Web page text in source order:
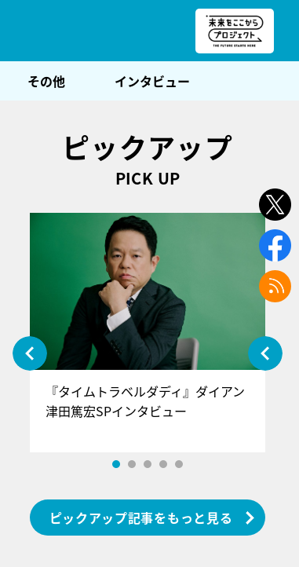
その他 インタビュー
ピックアップ
PICK UP
『タイムトラベルダディ』ダイアン
津田篤宏SPインタビュー
ピックアップ記事をもっと見る